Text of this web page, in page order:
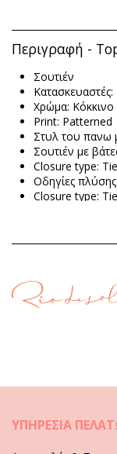
Περιγραφή -
Σουτιέν
Χρώμα: Κόκκινο
Print: Patterned
Στυλ του πανω
Σουτιέν με
Closure type: Tie
Οδηγίες
Closure type: Tie
Σύνθεση: 84%
Επένδυση: 84%
UV Protection:
HS CODE:
EAN: S
Βάρος: 55g /
Η εκτύπωση
ΥΠΗΡΕΣΊΑ